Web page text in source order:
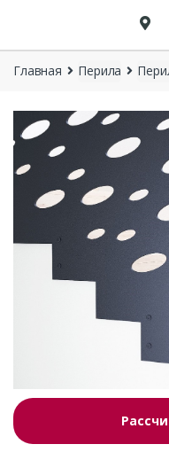
Главная Перила